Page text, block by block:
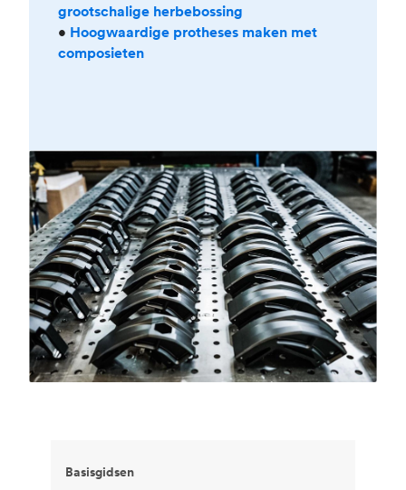
grootschalige herbebossing
• Hoogwaardige protheses maken met
composieten
Basisgidsen